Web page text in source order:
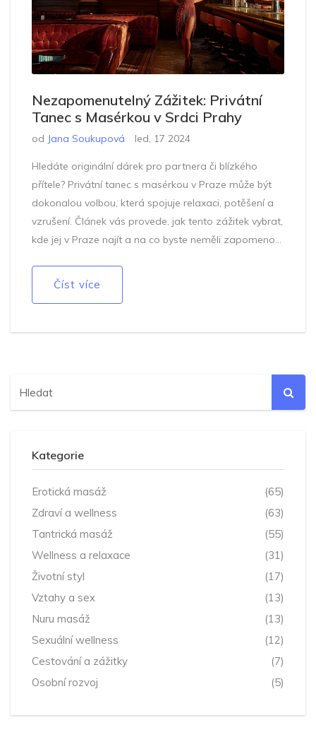
Nezapomenutelný Zážitek: Privátní
Tanec s Masérkou v Srdci Prahy
od Jana Soukupová led, 17 2024
Hledáte originální dárek pro partnera či blízkého
přítele? Privátní tanec s masérkou v Praze může být
dokonalou volbou, která spojuje relaxaci, potěšení a
vzrušení. Článek vás provede, jak tento zážitek vybrat,
kde jej v Praze najít a na co byste neměli zapomenout
dokonale připravit a co vše může privátní seance
Číst více
Kategorie
Erotická masáž
(65)
Zdraví a wellness
(63)
Tantrická masáž
(55)
Wellness a relaxace
(31)
Životní styl
(17)
Vztahy a sex
(13)
Nuru masáž
(13)
Sexuální wellness
(12)
Cestování a zážitky
(7)
Osobní rozvoj
(5)